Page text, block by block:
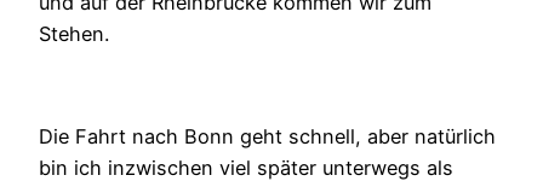
Stehen.
Die Fahrt nach Bonn geht schnell, aber natürlich
bin ich inzwischen viel später unterwegs als